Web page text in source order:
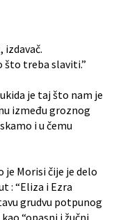
izdavač.
što treba slaviti.”
je taj što nam je
između groznog
i u čemu
Morisi čije je delo
: “Eliza i Ezra
grudvu potpunog